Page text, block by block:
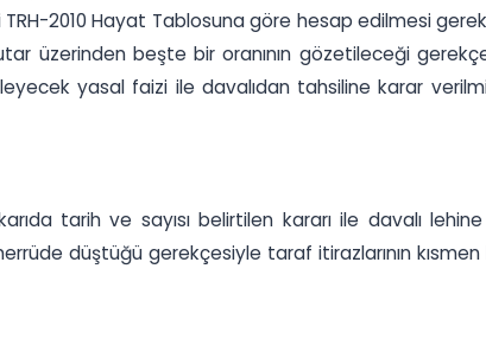
2010 Hayat Tablosuna göre hesap edilmesi
beşte bir oranının gözetileceği
yasal faizi ile davalıdan tahsiline karar
tarih ve sayısı belirtilen kararı ile davalı
düştüğü gerekçesiyle taraf itirazlarının